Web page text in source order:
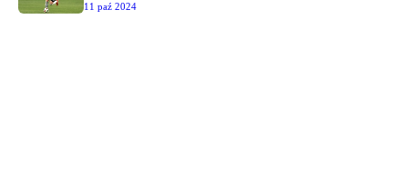
11 paź 2024